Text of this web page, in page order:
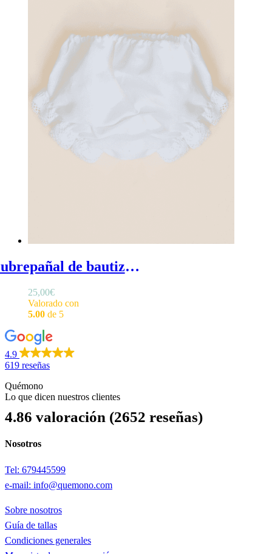
Cubrepañal de bautizo Julieta - Cubrepañal bautizo de lino blanco con puntilla de algodón de crochet
25,00€
Valorado con
5.00 de 5
4.9
619 reseñas
Quémono
Lo que dicen nuestros clientes
4.86 valoración (2652 reseñas)
Nosotros
Tel: 679445599
e-mail: info@quemono.com
Sobre nosotros
Guía de tallas
Condiciones generales